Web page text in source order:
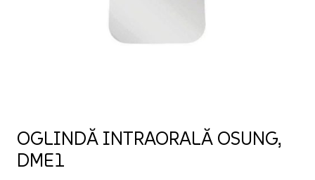
OGLINDĂ INTRAORALĂ OSUNG,
DME1